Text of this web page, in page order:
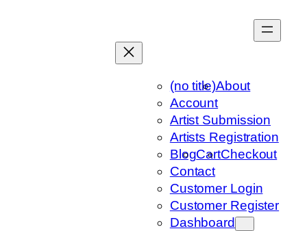
(no title)About
Account
Artist Submission
Artists Registration
BlogCartCheckout
Contact
Customer Login
Customer Register
Dashboard